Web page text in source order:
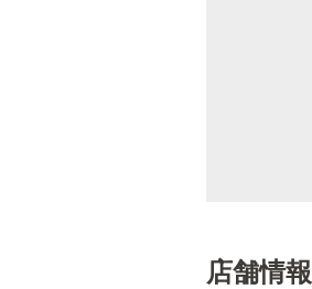
店舗情報